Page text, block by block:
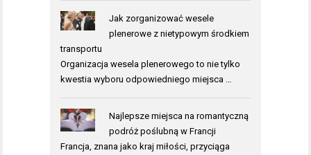
Jak zorganizować wesele
plenerowe z nietypowym środkiem
transportu
Organizacja wesela plenerowego to nie tylko
kwestia wyboru odpowiedniego miejsca …
Najlepsze miejsca na romantyczną
podróż poślubną w Francji
Francja, znana jako kraj miłości, przyciąga